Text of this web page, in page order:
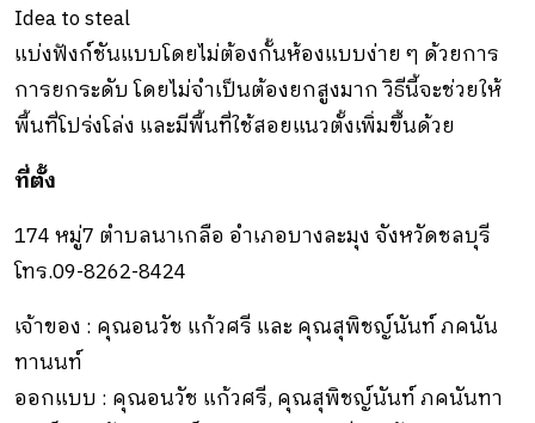
Idea to steal
แบ่งฟังก์ชันแบบโดยไม่ต้องกั้นห้องแบบง่าย ๆ ด้วยการ
การยกระดับ โดยไม่จำเป็นต้องยกสูงมาก วิธีนี้จะช่วยให้
พื้นที่โปร่งโล่ง และมีพื้นที่ใช้สอยแนวตั้งเพิ่มขึ้นด้วย
ที่ตั้ง
174 หมู่7 ตำบลนาเกลือ อำเภอบางละมุง จังหวัดชลบุรี
โทร.09-8262-8424
เจ้าของ : คุณอนวัช แก้วศรี และ คุณสุพิชญ์นันท์ ภคนัน
ทานนท์
ออกแบบ : คุณอนวัช แก้วศรี, คุณสุพิชญ์นันท์ ภคนันทา